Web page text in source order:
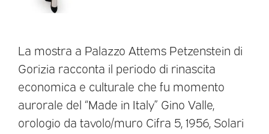
La mostra a Palazzo Attems Petzenstein di
Gorizia racconta il periodo di rinascita
economica e culturale che fu momento
aurorale del “Made in Italy” Gino Valle,
orologio da tavolo/muro Cifra 5, 1956, Solari